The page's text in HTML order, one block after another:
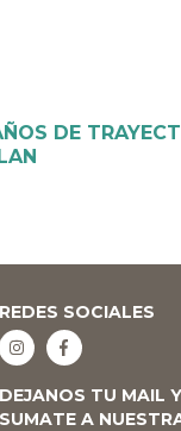
DE
REDES SOCIALES
DEJANOS TU MAIL Y
SUMATE A